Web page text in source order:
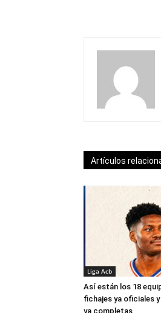
Artículos
Liga Acb
Así están los 18
fichajes ya oficiales
ya completas